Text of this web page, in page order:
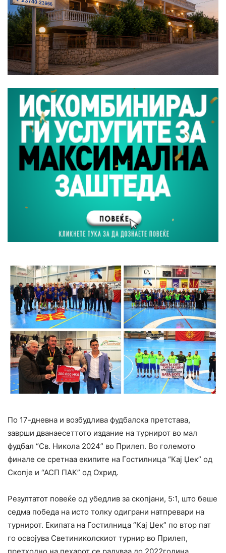
По 17-дневна и возбудлива фудбалска претстава,
заврши дванаесеттото издание на турнирот во мал
фудбал “Св. Никола 2024” во Прилеп. Во големото
финале се сретнаа екипите на Гостилница “Кај Џек” од
Скопје и “АСП ПАК” од Охрид.
Резултатот повеќе од убедлив за скопјани, 5:1, што беше
седма победа на исто толку одиграни натпревари на
турнирот. Екипата на Гостилница “Кај Џек” по втор пат
го освојува Светиниколскиот турнир во Прилеп,